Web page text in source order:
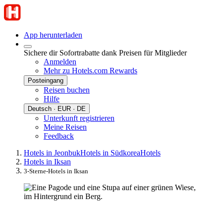
App herunterladen
Sichere dir Sofortrabatte dank Preisen für Mitglieder
Anmelden
Mehr zu Hotels.com Rewards
Posteingang
Reisen buchen
Hilfe
Deutsch · EUR · DE
Unterkunft registrieren
Meine Reisen
Feedback
Hotels in JeonbukHotels in SüdkoreaHotels
Hotels in Iksan
3-Sterne-Hotels in Iksan